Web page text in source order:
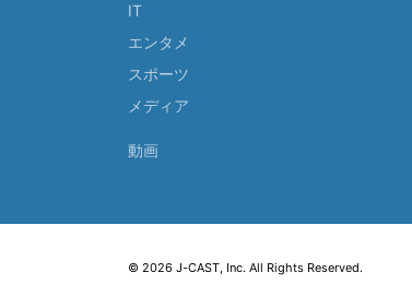
IT
エンタメ
スポーツ
メディア
動画
© 2026 J-CAST, Inc. All Rights Reserved.